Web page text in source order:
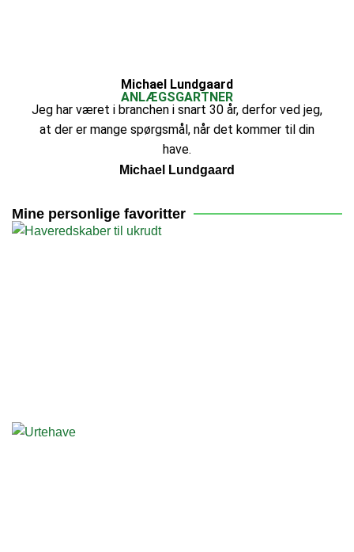
Michael Lundgaard
ANLÆGSGARTNER
Jeg har været i branchen i snart 30 år, derfor ved jeg,
at der er mange spørgsmål, når det kommer til din
have.
Michael Lundgaard
Mine personlige favoritter